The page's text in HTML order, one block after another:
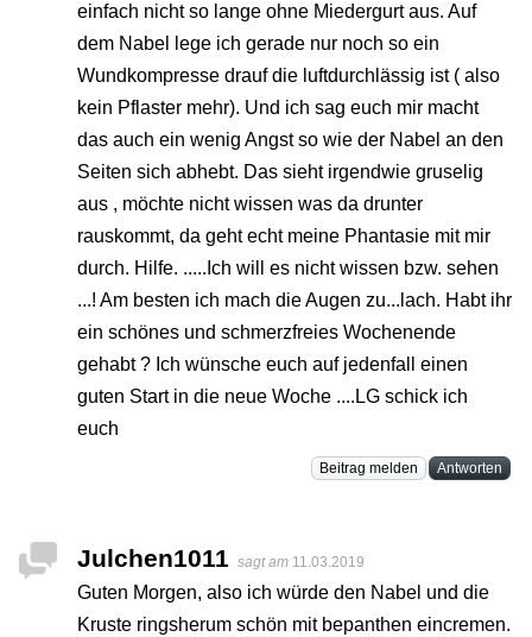
einfach nicht so lange ohne Miedergurt aus. Auf
dem Nabel lege ich gerade nur noch so ein
Wundkompresse drauf die luftdurchlässig ist ( also
kein Pflaster mehr). Und ich sag euch mir macht
das auch ein wenig Angst so wie der Nabel an den
Seiten sich abhebt. Das sieht irgendwie gruselig
aus , möchte nicht wissen was da drunter
rauskommt, da geht echt meine Phantasie mit mir
durch. Hilfe. .....Ich will es nicht wissen bzw. sehen
...! Am besten ich mach die Augen zu...lach. Habt ihr
ein schönes und schmerzfreies Wochenende
gehabt ? Ich wünsche euch auf jedenfall einen
guten Start in die neue Woche ....LG schick ich
euch
Beitrag melden Antworten
Julchen1011 sagt am 11.03.2019
Guten Morgen, also ich würde den Nabel und die
Kruste ringsherum schön mit bepanthen eincremen.